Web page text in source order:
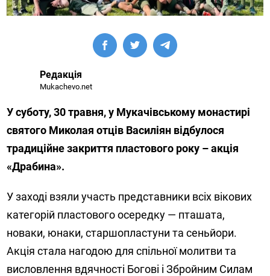
Редакція
Mukachevo.net
У суботу, 30 травня, у Мукачівському монастирі
святого Миколая отців Василіян відбулося
традиційне закриття пластового року – акція
«Драбина».
У заході взяли участь представники всіх вікових
категорій пластового осередку — пташата,
новаки, юнаки, старшопластуни та сеньйори.
Акція стала нагодою для спільної молитви та
висловлення вдячності Богові і Збройним Силам